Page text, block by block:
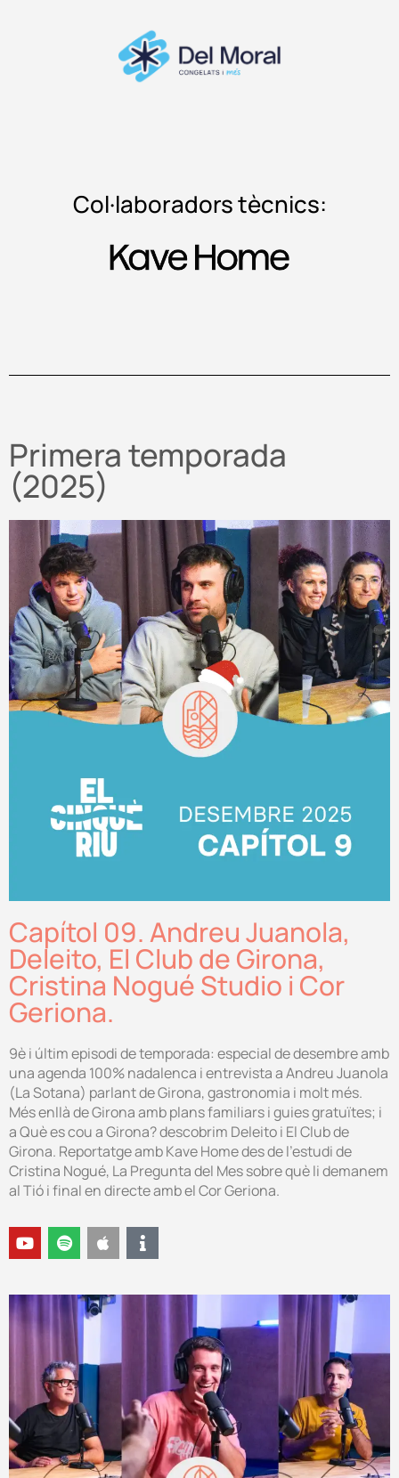
Col·laboradors tècnics:
Primera temporada
(2025)
Capítol 09. Andreu Juanola,
Deleito, El Club de Girona,
Cristina Nogué Studio i Cor
Geriona.
9è i últim episodi de temporada: especial de desembre amb
una agenda 100% nadalenca i entrevista a Andreu Juanola
(La Sotana) parlant de Girona, gastronomia i molt més.
Més enllà de Girona amb plans familiars i guies gratuïtes; i
a Què es cou a Girona? descobrim Deleito i El Club de
Girona. Reportatge amb Kave Home des de l’estudi de
Cristina Nogué, La Pregunta del Mes sobre què li demanem
al Tió i final en directe amb el Cor Geriona.